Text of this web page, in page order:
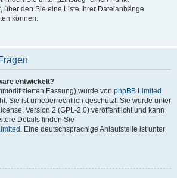
über den Sie eine Liste Ihrer Dateianhänge
können.
entwickelt?
Fassung) wurde von phpBB Limited
Sie ist urheberrechtlich geschützt. Sie wurde unter
Version 2 (GPL-2.0) veröffentlicht und kann
Details finden Sie
. Eine deutschsprachige Anlaufstelle ist unter